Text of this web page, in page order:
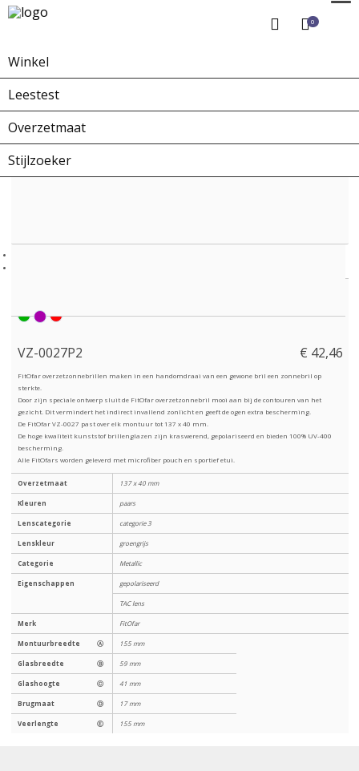
0
Winkel
Leestest
Overzetmaat
Stijlzoeker
Home Winkel
VZ-0027P2 € 42,46
FitOfar overzetzonnebrillen maken in een handomdraai van een gewone bril een zonnebril op
sterkte.
Door zijn speciale ontwerp sluit de FitOfar overzetzonnebril mooi aan bij de contouren van het
gezicht. Dit vermindert het indirect invallend zonlicht en geeft de ogen extra bescherming.
De FitOfar VZ-0027 past over elk montuur tot 137 x 40 mm.
De hoge kwaliteit kunststof brillenglazen zijn kraswerend, gepolariseerd en bieden 100% UV-400
bescherming.
Alle FitOfars worden geleverd met microfiber pouch en sportief etui.
Overzetmaat 137 x 40 mm
Kleuren paars
Lenscategorie categorie 3
Lenskleur groengrijs
Categorie Metallic
Eigenschappen gepolariseerd
TAC lens
Merk FitOfar
Montuurbreedte Ⓐ 155 mm
Glasbreedte Ⓑ 59 mm
Glashoogte Ⓒ 41 mm
Brugmaat Ⓓ 17 mm
Veerlengte Ⓔ 155 mm